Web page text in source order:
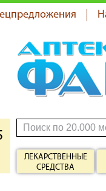
ЛЕКАРСТВЕННЫЕ
СРЕДСТВА